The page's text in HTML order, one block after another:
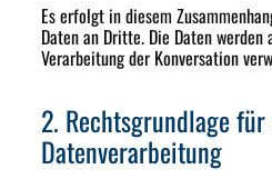
Es erfolgt in diesem
Daten an Dritte. Die Daten
Verarbeitung der Konversation
2. Rechtsgrundlage
Datenverarbeitung